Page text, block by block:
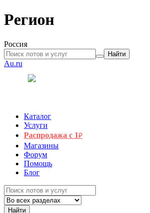
Регион
Россия
Найти
Au.ru
Каталог
Услуги
Распродажа с 1₽
Магазины
Форум
Помощь
Блог
Найти